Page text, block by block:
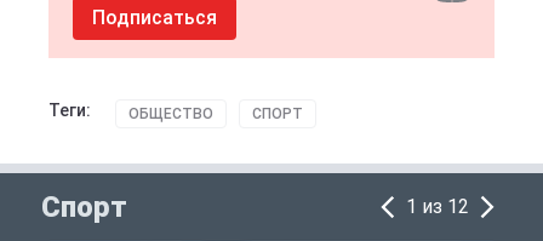
Подписаться
Теги: ОБЩЕСТВО СПОРТ
Спорт 1 из 12